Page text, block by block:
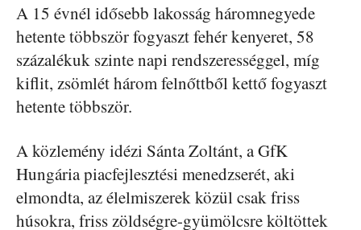
A 15 évnél idősebb lakosság háromnegyede
hetente többször fogyaszt fehér kenyeret, 58
százalékuk szinte napi rendszerességgel, míg
kiflit, zsömlét három felnőttből kettő fogyaszt
hetente többször.
A közlemény idézi Sánta Zoltánt, a GfK
Hungária piacfejlesztési menedzserét, aki
elmondta, az élelmiszerek közül csak friss
húsokra, friss zöldségre-gyümölcsre költöttek